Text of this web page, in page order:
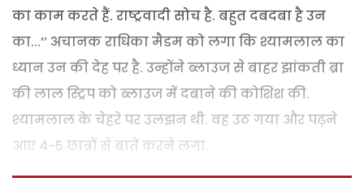
का काम करते हैं. राष्ट्रवादी सोच है. बहुत दबदबा है उन
का...’’ अचानक राधिका मैडम को लगा कि श्यामलाल का
ध्यान उन की देह पर है. उन्होंने ब्लाउज से बाहर झांकती ब्रा
की लाल स्ट्रिप को ब्लाउज में दबाने की कोशिश की.
श्यामलाल के चेहरे पर उलझन थी. वह उठ गया और पढ़ने
आए 4-5 छात्रों से बातें करने लगा.